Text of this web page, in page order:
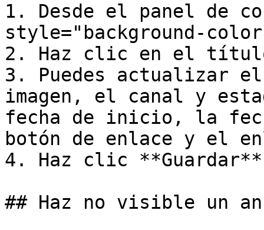
1. Desde el panel de
style="background-
2. Haz clic en el
3. Puedes actualizar
imagen, el canal y
fecha de inicio, la
botón de enlace y el
4. Haz clic
## Haz no visible un